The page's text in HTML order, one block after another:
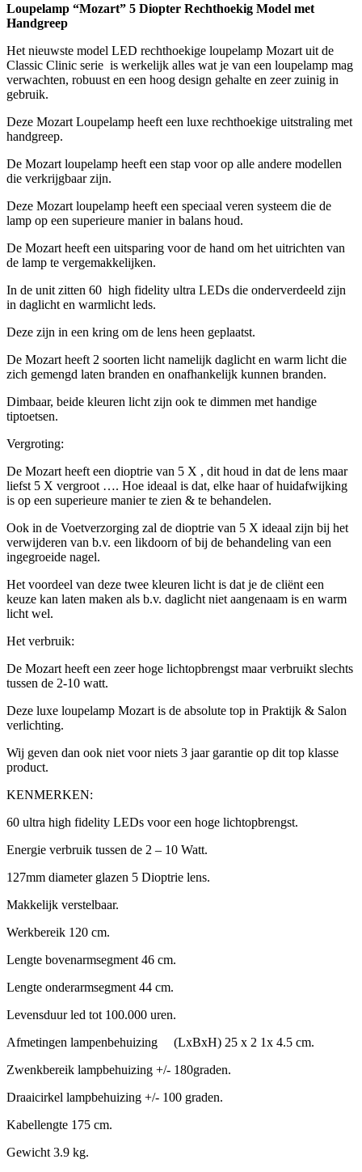
Loupelamp “Mozart” 5 Diopter Rechthoekig Model met
Handgreep
Het nieuwste model LED rechthoekige loupelamp Mozart uit de
Classic Clinic serie is werkelijk alles wat je van een loupelamp mag
verwachten, robuust en een hoog design gehalte en zeer zuinig in
gebruik.
Deze Mozart Loupelamp heeft een luxe rechthoekige uitstraling met
handgreep.
De Mozart loupelamp heeft een stap voor op alle andere modellen
die verkrijgbaar zijn.
Deze Mozart loupelamp heeft een speciaal veren systeem die de
lamp op een superieure manier in balans houd.
De Mozart heeft een uitsparing voor de hand om het uitrichten van
de lamp te vergemakkelijken.
In de unit zitten 60 high fidelity ultra LEDs die onderverdeeld zijn
in daglicht en warmlicht leds.
Deze zijn in een kring om de lens heen geplaatst.
De Mozart heeft 2 soorten licht namelijk daglicht en warm licht die
zich gemengd laten branden en onafhankelijk kunnen branden.
Dimbaar, beide kleuren licht zijn ook te dimmen met handige
tiptoetsen.
Vergroting:
De Mozart heeft een dioptrie van 5 X , dit houd in dat de lens maar
liefst 5 X vergroot …. Hoe ideaal is dat, elke haar of huidafwijking
is op een superieure manier te zien & te behandelen.
Ook in de Voetverzorging zal de dioptrie van 5 X ideaal zijn bij het
verwijderen van b.v. een likdoorn of bij de behandeling van een
ingegroeide nagel.
Het voordeel van deze twee kleuren licht is dat je de cliënt een
keuze kan laten maken als b.v. daglicht niet aangenaam is en warm
licht wel.
Het verbruik:
De Mozart heeft een zeer hoge lichtopbrengst maar verbruikt slechts
tussen de 2-10 watt.
Deze luxe loupelamp Mozart is de absolute top in Praktijk & Salon
verlichting.
Wij geven dan ook niet voor niets 3 jaar garantie op dit top klasse
product.
KENMERKEN:
60 ultra high fidelity LEDs voor een hoge lichtopbrengst.
Energie verbruik tussen de 2 – 10 Watt.
127mm diameter glazen 5 Dioptrie lens.
Makkelijk verstelbaar.
Werkbereik 120 cm.
Lengte bovenarmsegment 46 cm.
Lengte onderarmsegment 44 cm.
Levensduur led tot 100.000 uren.
Afmetingen lampenbehuizing (LxBxH) 25 x 2 1x 4.5 cm.
Zwenkbereik lampbehuizing +/- 180graden.
Draaicirkel lampbehuizing +/- 100 graden.
Kabellengte 175 cm.
Gewicht 3.9 kg.